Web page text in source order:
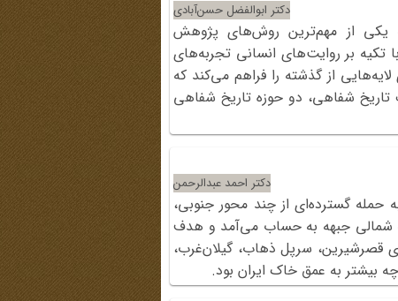
دکتر ابوالفضل حسن‌آبادی
یکی از مهم‌ترین روش‌های پژوهش
بر روایت‌های انسانی تجربه‌های
از گذشته را فراهم می‌کند که
شفاهی، دو حوزه تاریخ شفاهی
دکتر احمد عبدالرحمن
گسترده‌ای از چند محور جنوبی،
شمالی جبهه به حساب می‌آمد و هدف
قصرشیرین، سرپل ذهاب، گیلان‌غرب،
بیشتر به عمق خاک ایران بود.